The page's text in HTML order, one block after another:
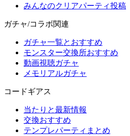
みんなのクリアパーティ投稿
ガチャ/コラボ関連
ガチャ一覧とおすすめ
モンスター交換所おすすめ
動画視聴ガチャ
メモリアルガチャ
コードギアス
当たりと最新情報
交換おすすめ
テンプレパーティまとめ